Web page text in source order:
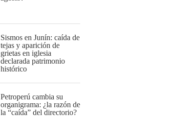
Sismos en Junín: caída de
tejas y aparición de
grietas en iglesia
declarada patrimonio
histórico
Petroperú cambia su
organigrama: ¿la razón de
la “caída” del directorio?